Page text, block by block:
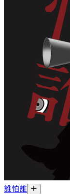
誰怕誰